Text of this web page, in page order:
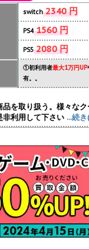
switch2340 円
PS41560 円
PS52080 円
①初利用者最大1万円UP
有。。
品を取り扱う。様々な
非利用して下さい ...続